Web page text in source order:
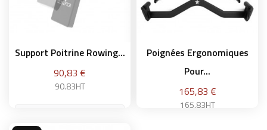
Support Poitrine Rowing...
Prix
90,83 €
90.83HT
Poignées Ergonomiques
Pour...
Prix
165,83 €
165.83HT